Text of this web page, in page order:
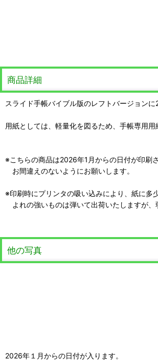
商品詳細
スライド手帳バイブル版のレフトバージョン
用紙としては、軽量化を図るため、手帳専用用
※こちらの商品は2026年1月からの日付が印刷
お間違えのないようにお願いします。
※印刷時にプリンタの吸い込みにより、紙に多
よれの強いものは弾いて出荷いたしますが、
他の写真
2026年１月からの日付が入ります。